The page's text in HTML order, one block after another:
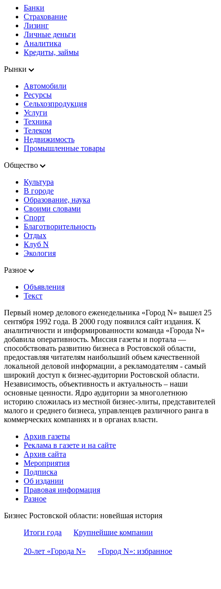
Банки
Страхование
Лизинг
Личные деньги
Аналитика
Кредиты, займы
Рынки
Автомобили
Ресурсы
Сельхозпродукция
Услуги
Техника
Телеком
Недвижимость
Промышленные товары
Общество
Культура
В городе
Образование, наука
Своими словами
Спорт
Благотворительность
Отдых
Клуб N
Экология
Разное
Объявления
Текст
Первый номер делового еженедельника «Город N» вышел 25
сентября 1992 года. В 2000 году появился сайт издания. К
аналитичности и информированности команда «Города N»
добавила оперативность. Миссия газеты и портала —
способствовать развитию бизнеса в Ростовской области,
предоставляя читателям наибольший объем качественной
локальной деловой информации, а рекламодателям - самый
широкий доступ к бизнес-аудитории Ростовской области.
Независимость, объективность и актуальность – наши
основные ценности. Ядро аудитории за многолетнюю
историю сложилась из местной бизнес-элиты, представителей
малого и среднего бизнеса, управленцев различного ранга в
коммерческих компаниях и в органах власти.
Архив газеты
Реклама в газете и на сайте
Архив сайта
Мероприятия
Подписка
Об издании
Правовая информация
Разное
Бизнес Ростовской области: новейшая история
Итоги года
Крупнейшие компании
20-лет «Города N» «Город N»: избранное